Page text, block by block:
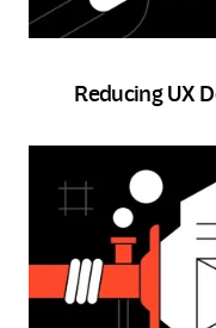
Reducing UX